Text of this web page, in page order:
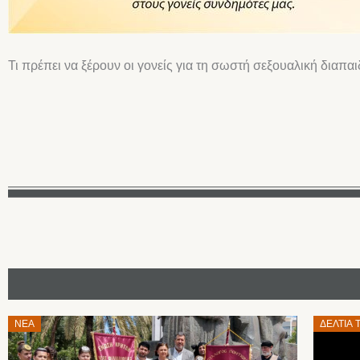
Τι πρέπει να ξέρουν οι γονείς για τη σωστή σεξουαλική
ΝΈΑPosted
on
ΔΕΛΤΊΑ
Posted